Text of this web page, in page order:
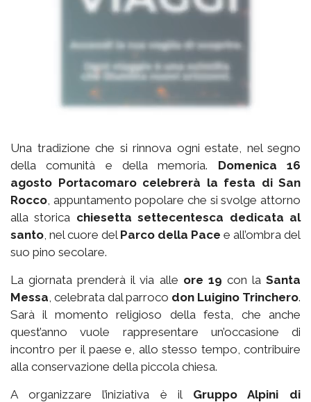
Una tradizione che si rinnova ogni estate, nel segno
della comunità e della memoria. Domenica 16
agosto Portacomaro celebrerà la festa di San
Rocco , appuntamento popolare che si svolge attorno
alla storica chiesetta settecentesca dedicata al
santo , nel cuore del Parco della Pace e all’ombra del
suo pino secolare.
La giornata prenderà il via alle ore 19 con laSanta
Messa , celebrata dal parroco don Luigino Trinchero.
Sarà il momento religioso della festa, che anche
quest’anno vuole rappresentare un’occasione di
incontro per il paese e, allo stesso tempo, contribuire
alla conservazione della piccola chiesa.
A organizzare l’iniziativa è il Gruppo Alpini di